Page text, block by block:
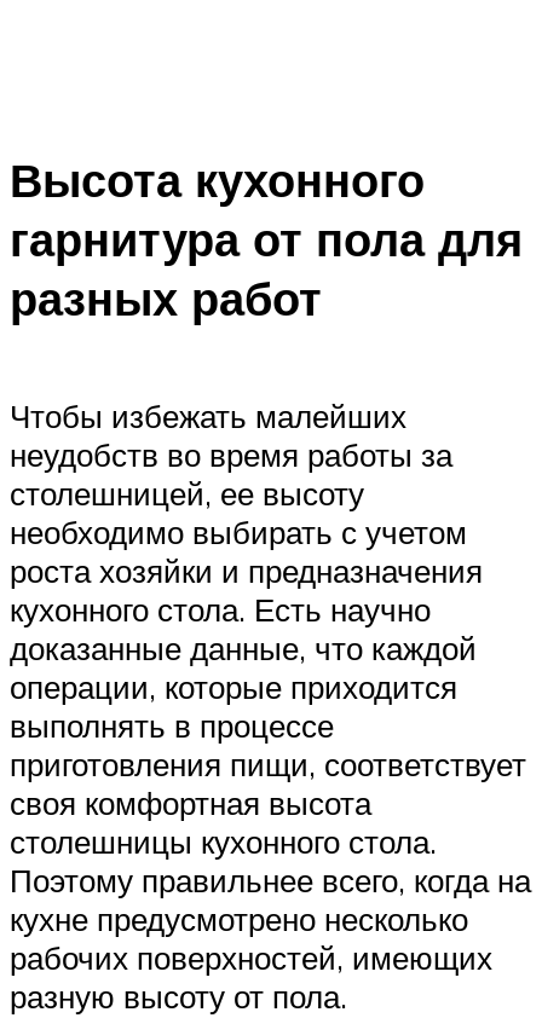
Высота кухонного
гарнитура от пола для
разных работ
Чтобы избежать малейших
неудобств во время работы за
столешницей, ее высоту
необходимо выбирать с учетом
роста хозяйки и предназначения
кухонного стола. Есть научно
доказанные данные, что каждой
операции, которые приходится
выполнять в процессе
приготовления пищи, соответствует
своя комфортная высота
столешницы кухонного стола.
Поэтому правильнее всего, когда на
кухне предусмотрено несколько
рабочих поверхностей, имеющих
разную высоту от пола.